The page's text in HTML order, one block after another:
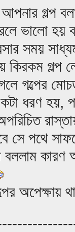
আপনার গল্প
ভালো
সময়
কিরকম গল্প
গল্পের
ধরণ হয়,
সে পথে
কারণ
অপেক্ষায়